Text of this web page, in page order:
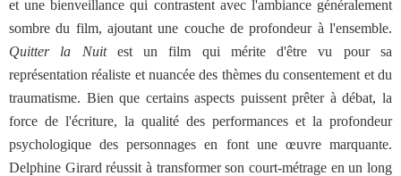
et une bienveillance qui contrastent avec l'ambiance généralement
sombre du film, ajoutant une couche de profondeur à l'ensemble.
Quitter la Nuitest un film qui mérite d'être vu pour sa
représentation réaliste et nuancée des thèmes du consentement et du
traumatisme. Bien que certains aspects puissent prêter à débat, la
force de l'écriture, la qualité des performances et la profondeur
psychologique des personnages en font une œuvre marquante.
Delphine Girard réussit à transformer son court-métrage en un long